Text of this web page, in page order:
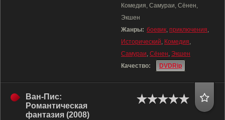
Комедия, Самураи, Сёнен,
Экшен
Жанры: боевик, приключения,
Исторический, Комедия,
Самураи, Сёнен, Экшен
Качество:
DVDRip
Ван-Пис:
Романтическая
фантазия (2008)